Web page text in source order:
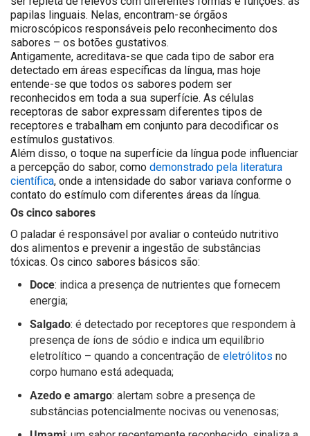
papilas linguais. Nelas, encontram-se órgãos
microscópicos responsáveis pelo reconhecimento dos
sabores – os botões gustativos.
Antigamente, acreditava-se que cada tipo de sabor era
detectado em áreas específicas da língua, mas hoje
entende-se que todos os sabores podem ser
reconhecidos em toda a sua superfície. As células
receptoras de sabor expressam diferentes tipos de
receptores e trabalham em conjunto para decodificar os
estímulos gustativos.
Além disso, o toque na superfície da língua pode influenciar
a percepção do sabor, como demonstrado pela literatura
científica, onde a intensidade do sabor variava conforme o
contato do estímulo com diferentes áreas da língua.
Os cinco sabores
O paladar é responsável por avaliar o conteúdo nutritivo
dos alimentos e prevenir a ingestão de substâncias
tóxicas. Os cinco sabores básicos são:
Doce: indica a presença de nutrientes que fornecem
energia;
Salgado: é detectado por receptores que respondem à
presença de íons de sódio e indica um equilíbrio
eletrolítico – quando a concentração de eletrólitos no
corpo humano está adequada;
Azedo e amargo: alertam sobre a presença de
substâncias potencialmente nocivas ou venenosas;